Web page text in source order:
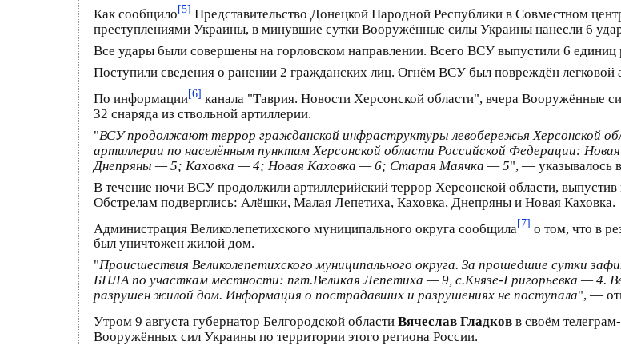
Как сообщило[5] Представительство Донецкой Народной Республики в Совместном
преступлениями Украины, в минувшие сутки Вооружённые силы Украины нанесли 6
Все удары были совершены на горловском направлении. Всего ВСУ выпустили 6 единиц
Поступили сведения о ранении 2 гражданских лиц. Огнём ВСУ был повреждён легковой
По информации[6] канала "Таврия. Новости Херсонской области", вчера Вооружённые
32 снаряда из ствольной артиллерии.
"ВСУ продолжают террор гражданской инфраструктуры левобережья Херсонской
артиллерии по населённым пунктам Херсонской области Российской Федерации:
Днепряны — 5; Каховка — 4; Новая Каховка — 6; Старая Маячка — 5", — указывалось
В течение ночи ВСУ продолжили артиллерийский террор Херсонской области,
Обстрелам подверглись: Алёшки, Малая Лепетиха, Каховка, Днепряны и Новая Каховка.
Администрация Великолепетихского муниципального округа сообщила[7] о том, что в
был уничтожен жилой дом.
"Происшествия Великолепетихского муниципального округа. За прошедшие сутки
БПЛА по участкам местности: пгт.Великая Лепетиха — 9, с.Князе-Григорьевка — 4.
разрушен жилой дом. Информация о пострадавших и разрушениях не поступала", —
Утром 9 августа губернатор Белгородской области Вячеслав Гладков в своём
Вооружённых сил Украины по территории этого региона России.